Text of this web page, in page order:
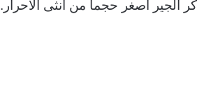
الجير أصغر حجما من أنثى الأحرار.